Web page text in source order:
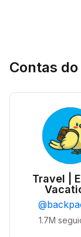
Contas
Travel |
@
1.7M